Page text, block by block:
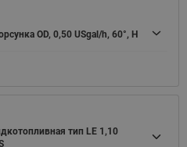
OD, 0,50 USgal/h, 60°, H
тип LE 1,10